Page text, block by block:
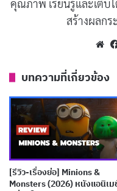
คุณภาพ เรียนรู้และเติบ
สร้างผลกร
บทความที่เกี่ยวข้อง
[รีวิว-เรื่องย่อ] Minions &
Monsters (2026) หนังแอนิเ